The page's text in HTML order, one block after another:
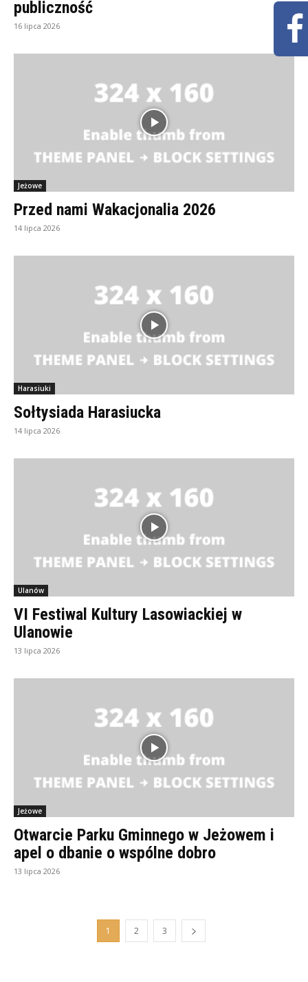
publiczność
16 lipca 2026
Jeżowe
Przed nami Wakacjonalia 2026
14 lipca 2026
Harasiuki
Sołtysiada Harasiucka
14 lipca 2026
Ulanów
VI Festiwal Kultury Lasowiackiej w
Ulanowie
13 lipca 2026
Jeżowe
Otwarcie Parku Gminnego w Jeżowem i
apel o dbanie o wspólne dobro
13 lipca 2026
1 2 3